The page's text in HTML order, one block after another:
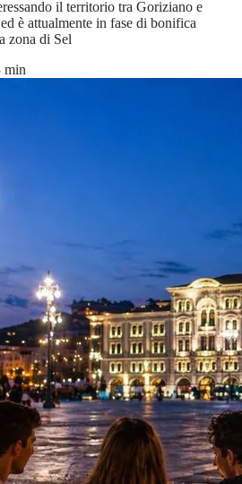
il territorio tra Goriziano e
è attualmente in fase di bonifica
zona di Sel
min